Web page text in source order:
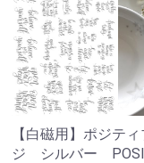
【白磁用】ポジテ
ジ シルバー